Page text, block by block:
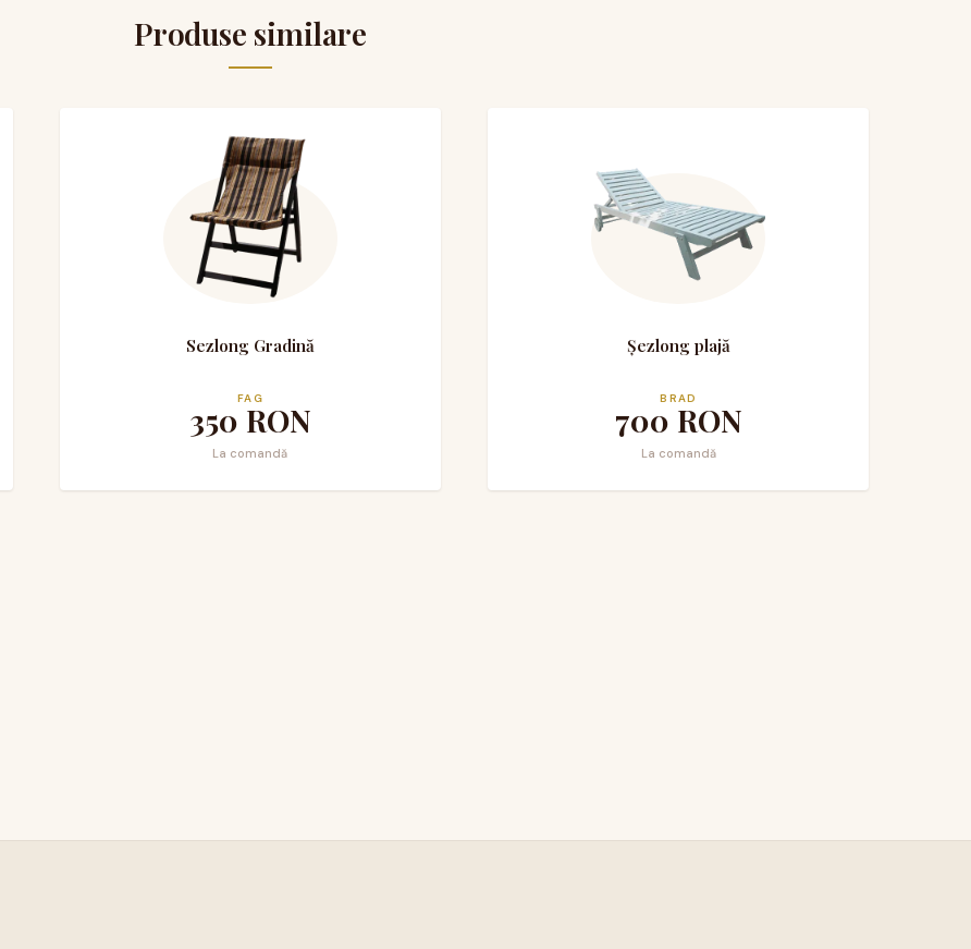
Produse similare
Sezlong Gradină
FAG
350 RON
La comandă
Șezlong plajă
BRAD
700 RON
La comandă